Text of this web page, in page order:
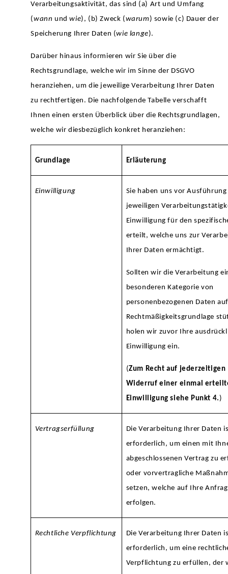
Verarbeitungsaktivität, das sind (a) Art und Umfang
(wann undwie), (b) Zweck (warum ) sowie (c) Dauer der
Speicherung Ihrer Daten (wie lange).
Darüber hinaus informieren wir Sie über die
Rechtsgrundlage, welche wir im Sinne der DSGVO
heranziehen, um die jeweilige Verarbeitung Ihrer Daten
zu rechtfertigen. Die nachfolgende Tabelle verschafft
Ihnen einen ersten Überblick über die Rechtsgrundlagen,
welche wir diesbezüglich konkret heranziehen:
Grundlage Erläuterung
Einwilligung
Sie haben uns vor
jeweiligen
Einwilligung für den
erteilt, welche uns zur
Ihrer Daten ermächtigt.
Sollten wir die Verarbeitung
besonderen Kategorie von
personenbezogenen Daten
Rechtmäßigkeitsgrundlage
holen wir zuvor Ihre
Einwilligung ein.
(Zum Recht auf jederzeitigen
Widerruf einer einmal
Einwilligung siehe Punkt 4. )
Vertragserfüllung
Die Verarbeitung Ihrer Daten
erforderlich, um einen mit
abgeschlossenen Vertrag zu
oder vorvertragliche
setzen, welche auf Ihre
erfolgen.
Rechtliche Verpflichtung
Die Verarbeitung Ihrer Daten
erforderlich, um eine
Verpflichtung zu erfüllen, der